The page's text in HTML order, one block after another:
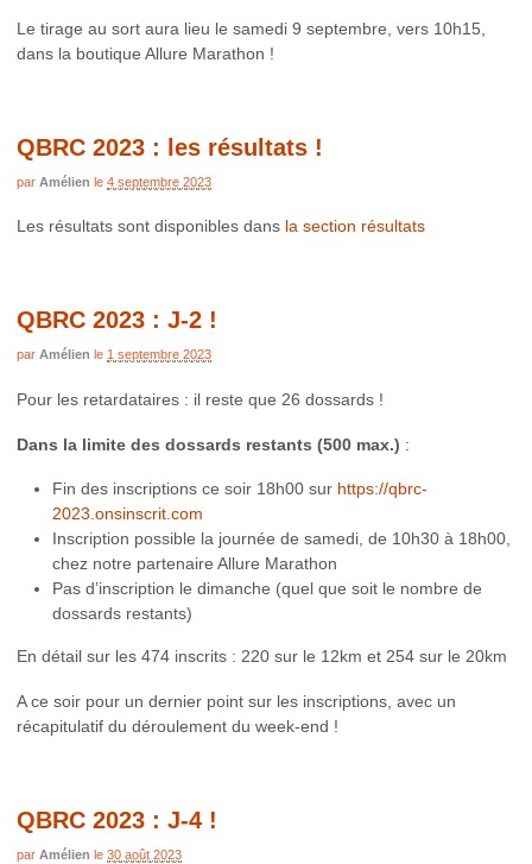
Le tirage au sort aura lieu le samedi 9 septembre, vers 10h15,
dans la boutique Allure Marathon !
QBRC 2023 : les résultats !
par Amélien le 4 septembre 2023
Les résultats sont disponibles dans la section résultats
QBRC 2023 : J-2 !
par Amélien le 1 septembre 2023
Pour les retardataires : il reste que 26 dossards !
Dans la limite des dossards restants (500 max.) :
Fin des inscriptions ce soir 18h00 sur https://qbrc-
2023.onsinscrit.com
Inscription possible la journée de samedi, de 10h30 à 18h00,
chez notre partenaire Allure Marathon
Pas d’inscription le dimanche (quel que soit le nombre de
dossards restants)
En détail sur les 474 inscrits : 220 sur le 12km et 254 sur le 20km
A ce soir pour un dernier point sur les inscriptions, avec un
récapitulatif du déroulement du week-end !
QBRC 2023 : J-4 !
par Amélien le 30 août 2023